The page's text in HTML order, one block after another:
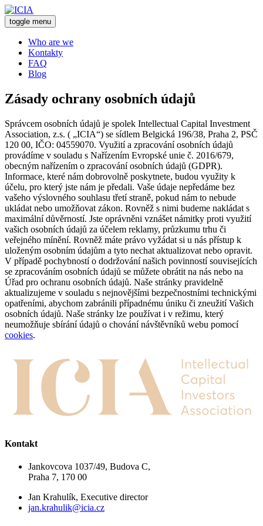
toggle menu
Who are we
Kontakty
FAQ
Blog
Zásady ochrany osobních údajů
Správcem osobních údajů je spolek Intellectual Capital Investment
Association, z.s. ( „ICIA“) se sídlem Belgická 196/38, Praha 2, PSČ
120 00, IČO: 04559070. Využití a zpracování osobních údajů
provádíme v souladu s Nařízením Evropské unie č. 2016/679,
obecným nařízením o zpracování osobních údajů (GDPR).
Informace, které nám dobrovolně poskytnete, budou využity k
účelu, pro který jste nám je předali. Vaše údaje nepředáme bez
vašeho výslovného souhlasu třetí straně, pokud nám to nebude
ukládat nebo umožňovat zákon. Rovněž s nimi budeme nakládat s
maximální důvěrností. Jste oprávněni vznášet námitky proti využití
vašich osobních údajů za účelem reklamy, průzkumu trhu či
veřejného mínění. Rovněž máte právo vyžádat si u nás přístup k
uloženým osobním údajům a tyto nechat aktualizovat nebo opravit.
V případě pochybností o dodržování našich povinností souvisejících
se zpracováním osobních údajů se můžete obrátit na nás nebo na
Úřad pro ochranu osobních údajů. Naše stránky pravidelně
aktualizujeme v souladu s nejnovějšími bezpečnostními technickými
opatřeními, abychom zabránili případnému úniku či zneužití Vašich
osobních údajů. Naše stránky lze používat i v režimu, který
neumožňuje sbírání údajů o chování návštěvníků webu pomocí
cookies.
Kontakt
Jankovcova 1037/49, Budova C,
Praha 7, 170 00
Jan Krahulík, Executive director
jan.krahulik@icia.cz